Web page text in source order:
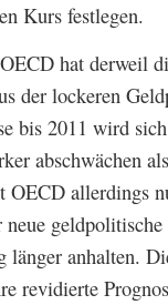
Kurs festlegen.
hat derweil
der lockeren
bis 2011 wird
abschwächen
OECD allerdings
neue geldpolitische
länger anhalten.
revidierte